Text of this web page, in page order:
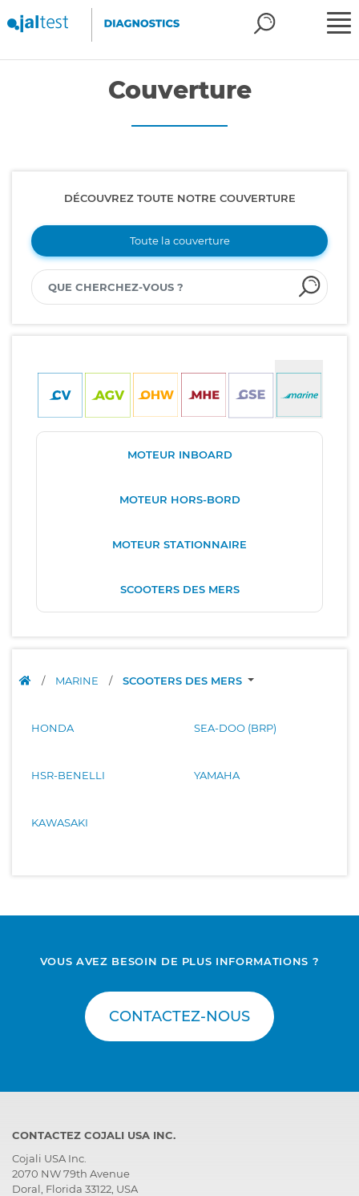
Couverture
DÉCOUVREZ TOUTE NOTRE COUVERTURE
Toute la couverture
MOTEUR INBOARD
MOTEUR HORS-BORD
MOTEUR STATIONNAIRE
SCOOTERS DES MERS
/ MARINE / SCOOTERS DES MERS
HONDA
HSR-BENELLI
KAWASAKI
SEA-DOO (BRP)
YAMAHA
VOUS AVEZ BESOIN DE PLUS INFORMATIONS ?
CONTACTEZ-NOUS
CONTACTEZ COJALI USA INC.
Cojali USA Inc.
2070 NW 79th Avenue
Doral, Florida 33122, USA